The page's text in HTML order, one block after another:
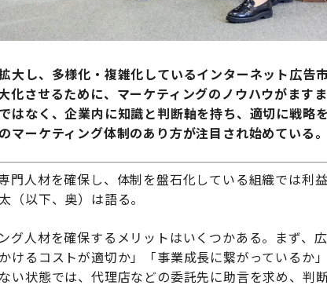
大し、多様化・複雑化しているインターネット広告
化させるために、マーケティングのノウハウがます
はなく、企業内に知識と判断軸を持ち、適切に戦略
マーケティング体制のあり方が注目され始めている。
門人材を確保し、体制を盤石化している組織では
（以下、奥）は語る。
グ人材を確保するメリットはいくつかある。まず、
けるコストが適切か」「事業成長に繋がっているか
い状態では、代理店などの委託先に助言を求め、判